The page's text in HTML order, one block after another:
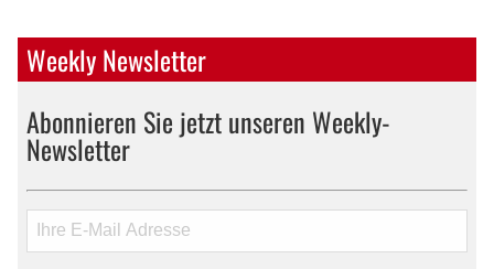
Weekly Newsletter
Abonnieren Sie jetzt unseren Weekly-
Newsletter